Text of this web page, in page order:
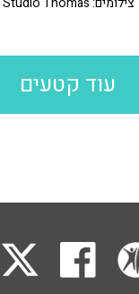
עוד קטעים